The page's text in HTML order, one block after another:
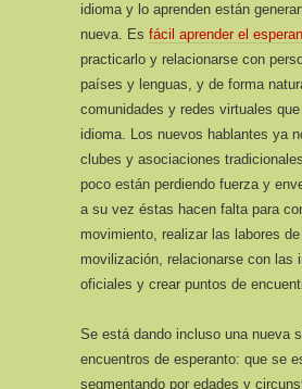
idioma y lo aprenden están
nueva. Es fácil aprender el
practicarlo y relacionarse con
países y lenguas, y de forma
comunidades y redes virtuales que
idioma. Los nuevos hablantes ya
clubes y asociaciones
poco están perdiendo fuerza y
a su vez éstas hacen falta para
movimiento, realizar las labores
movilización, relacionarse con las
oficiales y crear puntos de
Se está dando incluso una nueva
encuentros de esperanto: que se
segmentando por edades y